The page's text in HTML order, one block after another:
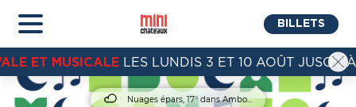
BILLETS
ET MUSICALE LES LUNDIS 3 ET 10 AOÛT
Nuages épars, 17° dans Amboise